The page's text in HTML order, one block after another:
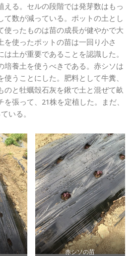
える。セルの段階では発芽数はもっ
て数が減っている。ポットの土とし
使ったものは苗の成長が健やかで大
を使ったポットの苗は一回り小さ
土が重要であることを認識した。
培養土を使うべきである。赤シソは
うことにした。肥料として牛糞、
のと牡蠣殻石灰を鍬で土と混ぜて畝
張って、21株を定植した。まだ、
いる。
赤シソの苗